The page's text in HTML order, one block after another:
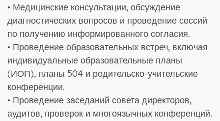
• Медицинские консультации, обсуждение
диагностических вопросов и проведение сессий
по получению информированного согласия.
• Проведение образовательных встреч, включая
индивидуальные образовательные планы
(ИОП), планы 504 и родительско-учительские
конференции.
• Проведение заседаний совета директоров,
аудитов, проверок и многоязычных конференций.